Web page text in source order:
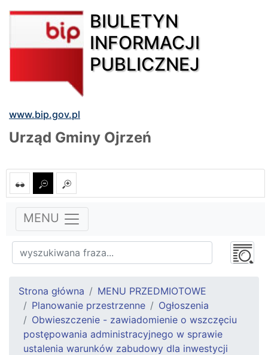
BIULETYN
INFORMACJI
PUBLICZNEJ
www.bip.gov.pl
Urząd Gminy Ojrzeń
MENU
Strona główna
MENU PRZEDMIOTOWE
Planowanie przestrzenne
Ogłoszenia
Obwieszczenie - zawiadomienie o wszczęciu
postępowania administracyjnego w sprawie
ustalenia warunków zabudowy dla inwestycji